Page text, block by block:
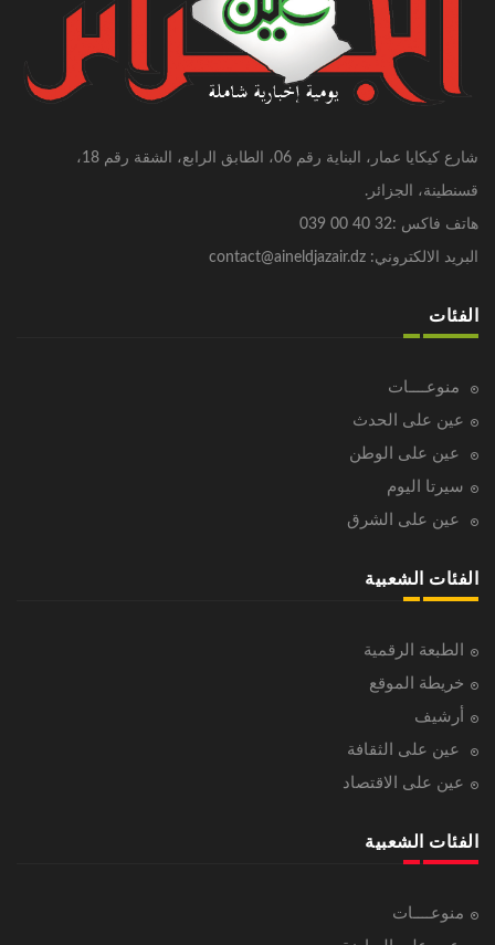
شارع كيكايا عمار، البناية رقم 06، الطابق الرابع، الشقة رقم 18،
قسنطينة، الجزائر.
هاتف فاكس :32 40 00 039
البريد الالكتروني: contact@aineldjazair.dz
الفئات
منوعــــات
عين على الحدث
عين على الوطن
سيرتا اليوم
عين على الشرق
الفئات الشعبية
الطبعة الرقمية
خريطة الموقع
أرشيف
عين على الثقافة
عين على الاقتصاد
الفئات الشعبية
منوعــــات